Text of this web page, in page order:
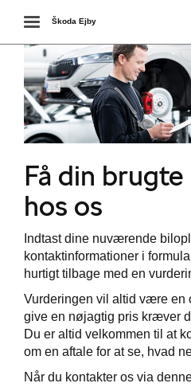
Toggle
navigation
Škoda Ejby
Få din
hos os
Indtast dine nuværende
kontaktinformationer i
hurtigt tilbage med en
Vurderingen vil altid være en
give en nøjagtig pris kræver
Du er altid velkommen til at
om en aftale for at se, hvad
Når du kontakter os via